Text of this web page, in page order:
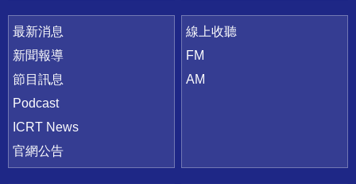
最新消息
新聞報導
節目訊息
Podcast
ICRT News
官網公告
線上收聽
FM
AM